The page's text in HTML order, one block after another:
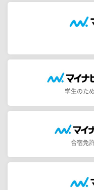
学生のた
合宿免